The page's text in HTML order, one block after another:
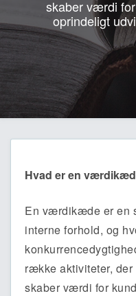
skaber værdi
oprindeligt
Hvad er en
En værdikæde er en
interne forhold, og
række aktiviteter,
skaber værdi for